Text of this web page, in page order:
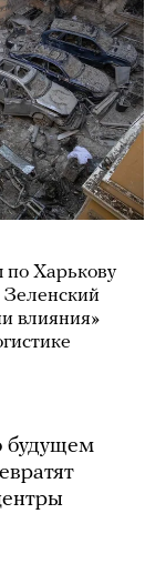
по Харькову
Зеленский
влияния»
будущем